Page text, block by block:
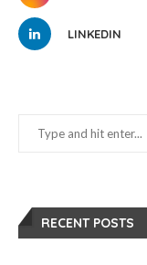
LINKEDIN
RECENT POSTS